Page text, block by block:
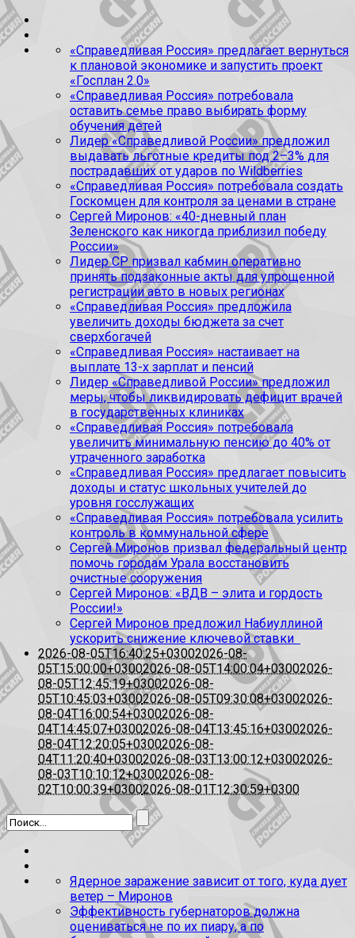
«Справедливая Россия» предлагает вернуться
к плановой экономике и запустить проект
«Госплан 2.0»
«Справедливая Россия» потребовала
оставить семье право выбирать форму
обучения детей
Лидер «Справедливой России» предложил
выдавать льготные кредиты под 2–3% для
пострадавших от ударов по Wildberries
«Справедливая Россия» потребовала создать
Госкомцен для контроля за ценами в стране
Сергей Миронов: «40-дневный план
Зеленского как никогда приблизил победу
России»
Лидер СР призвал кабмин оперативно
принять подзаконные акты для упрощенной
регистрации авто в новых регионах
«Справедливая Россия» предложила
увеличить доходы бюджета за счет
сверхбогачей
«Справедливая Россия» настаивает на
выплате 13-х зарплат и пенсий
Лидер «Справедливой России» предложил
меры, чтобы ликвидировать дефицит врачей
в государственных клиниках
«Справедливая Россия» потребовала
увеличить минимальную пенсию до 40% от
утраченного заработка
«Справедливая Россия» предлагает повысить
доходы и статус школьных учителей до
уровня госслужащих
«Справедливая Россия» потребовала усилить
контроль в коммунальной сфере
Сергей Миронов призвал федеральный центр
помочь городам Урала восстановить
очистные сооружения
Сергей Миронов: «ВДВ – элита и гордость
России!»
Сергей Миронов предложил Набиуллиной
ускорить снижение ключевой ставки
2026-08-05T16:40:25+03002026-08-
05T15:00:00+03002026-08-05T14:00:04+03002026-
08-05T12:45:19+03002026-08-
05T10:45:03+03002026-08-05T09:30:08+03002026-
08-04T16:00:54+03002026-08-
04T14:45:07+03002026-08-04T13:45:16+03002026-
08-04T12:20:05+03002026-08-
04T11:20:40+03002026-08-03T13:00:12+03002026-
08-03T10:10:12+03002026-08-
02T10:00:39+03002026-08-01T12:30:59+0300
Ядерное заражение зависит от того, куда дует
ветер – Миронов
Эффективность губернаторов должна
оцениваться не по их пиару, а по